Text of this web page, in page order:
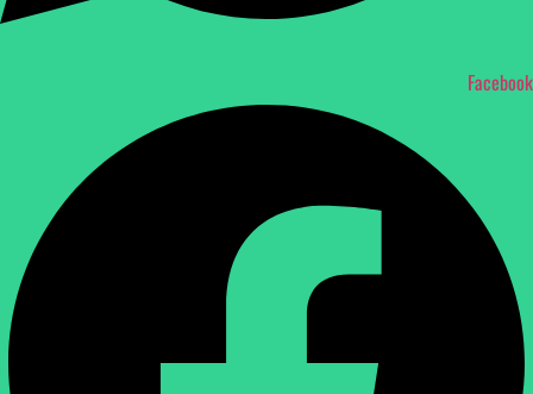
Facebook